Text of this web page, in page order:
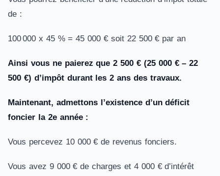
de :
100 000 x 45 % = 45 000 € soit 22 500 € par an
Ainsi vous ne paierez que 2 500 € (25 000 € – 22
500 €) d’impôt durant les 2 ans des travaux.
Maintenant, admettons l’existence d’un déficit
foncier la 2e année :
Vous percevez 10 000 € de revenus fonciers.
Vous avez 9 000 € de charges et 4 000 € d’intérêt